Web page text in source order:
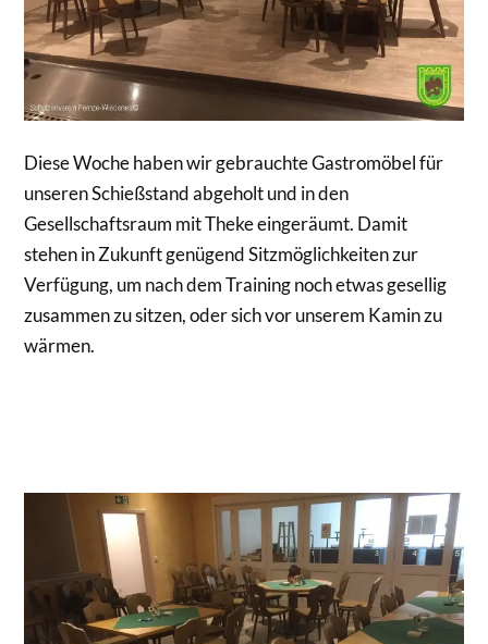
Diese Woche haben wir gebrauchte Gastromöbel für
unseren Schießstand abgeholt und in den
Gesellschaftsraum mit Theke eingeräumt. Damit
stehen in Zukunft genügend Sitzmöglichkeiten zur
Verfügung, um nach dem Training noch etwas gesellig
zusammen zu sitzen, oder sich vor unserem Kamin zu
wärmen.